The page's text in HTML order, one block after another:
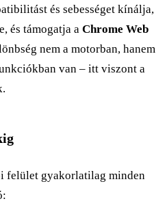
és sebességet kínálja,
és támogatja a Chrome Web
nem a motorban, hanem
van – itt viszont a
felület gyakorlatilag minden